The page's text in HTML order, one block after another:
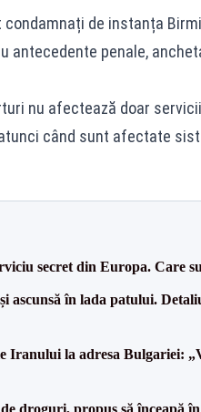
de instanța
antecedente penale,
nu afectează doar
când sunt afectate
secret din Europa. Care
ascunsă în lada patului.
Iranului la adresa Bulgariei:
droguri, propus să înceapă în